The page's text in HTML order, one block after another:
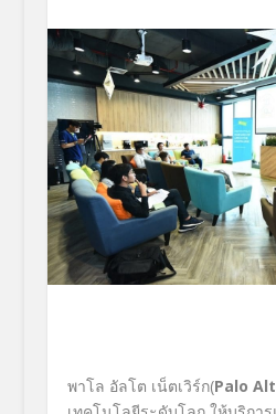
พาโล อัลโต เน็ตเวิร์ก(Palo